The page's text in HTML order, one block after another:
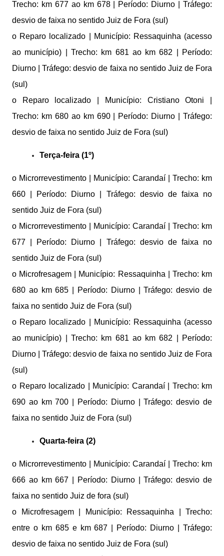
Trecho: km 677 ao km 678 | Período: Diurno | Tráfego:
desvio de faixa no sentido Juiz de Fora (sul)
o Reparo localizado | Município: Ressaquinha (acesso
ao município) | Trecho: km 681 ao km 682 | Período:
Diurno | Tráfego: desvio de faixa no sentido Juiz de Fora
(sul)
o Reparo localizado | Município: Cristiano Otoni |
Trecho: km 680 ao km 690 | Período: Diurno | Tráfego:
desvio de faixa no sentido Juiz de Fora (sul)
Terça-feira (1º)
o Microrrevestimento | Município: Carandaí | Trecho: km
660 | Período: Diurno | Tráfego: desvio de faixa no
sentido Juiz de Fora (sul)
o Microrrevestimento | Município: Carandaí | Trecho: km
677 | Período: Diurno | Tráfego: desvio de faixa no
sentido Juiz de Fora (sul)
o Microfresagem | Município: Ressaquinha | Trecho: km
680 ao km 685 | Período: Diurno | Tráfego: desvio de
faixa no sentido Juiz de Fora (sul)
o Reparo localizado | Município: Ressaquinha (acesso
ao município) | Trecho: km 681 ao km 682 | Período:
Diurno | Tráfego: desvio de faixa no sentido Juiz de Fora
(sul)
o Reparo localizado | Município: Carandaí | Trecho: km
690 ao km 700 | Período: Diurno | Tráfego: desvio de
faixa no sentido Juiz de Fora (sul)
Quarta-feira (2)
o Microrrevestimento | Município: Carandaí | Trecho: km
666 ao km 667 | Período: Diurno | Tráfego: desvio de
faixa no sentido Juiz de fora (sul)
o Microfresagem | Município: Ressaquinha | Trecho:
entre o km 685 e km 687 | Período: Diurno | Tráfego:
desvio de faixa no sentido Juiz de Fora (sul)